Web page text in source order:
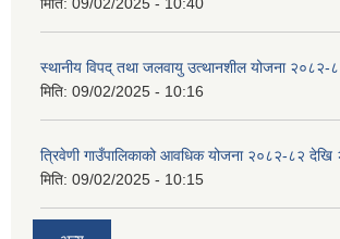
स्थानीय विपद् तथा जलवायु उत्थानशील योजना
मिति: 09/02/2025 - 10:16
त्रिवेणी गाउँपालिकाको आवधिक योजना २०८२-८२
मिति: 09/02/2025 - 10:15